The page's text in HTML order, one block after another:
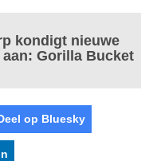
kondigt nieuwe
Gorilla Bucket
op Bluesky